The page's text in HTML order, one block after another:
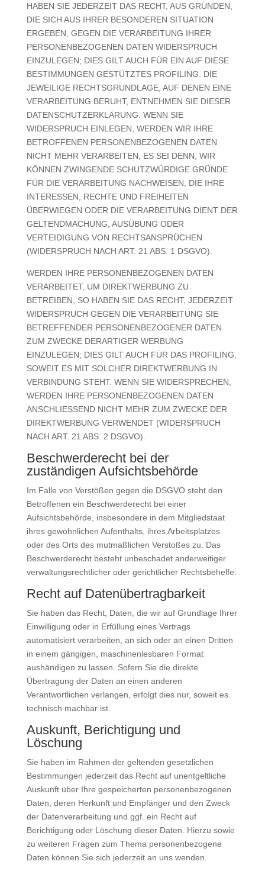
HABEN SIE JEDERZEIT DAS RECHT, AUS GRÜNDEN,
DIE SICH AUS IHRER BESONDEREN SITUATION
ERGEBEN, GEGEN DIE VERARBEITUNG IHRER
PERSONENBEZOGENEN DATEN WIDERSPRUCH
EINZULEGEN; DIES GILT AUCH FÜR EIN AUF DIESE
BESTIMMUNGEN GESTÜTZTES PROFILING. DIE
JEWEILIGE RECHTSGRUNDLAGE, AUF DENEN EINE
VERARBEITUNG BERUHT, ENTNEHMEN SIE DIESER
DATENSCHUTZERKLÄRUNG. WENN SIE
WIDERSPRUCH EINLEGEN, WERDEN WIR IHRE
BETROFFENEN PERSONENBEZOGENEN DATEN
NICHT MEHR VERARBEITEN, ES SEI DENN, WIR
KÖNNEN ZWINGENDE SCHUTZWÜRDIGE GRÜNDE
FÜR DIE VERARBEITUNG NACHWEISEN, DIE IHRE
INTERESSEN, RECHTE UND FREIHEITEN
ÜBERWIEGEN ODER DIE VERARBEITUNG DIENT DER
GELTENDMACHUNG, AUSÜBUNG ODER
VERTEIDIGUNG VON RECHTSANSPRÜCHEN
(WIDERSPRUCH NACH ART. 21 ABS. 1 DSGVO).
WERDEN IHRE PERSONENBEZOGENEN DATEN
VERARBEITET, UM DIREKTWERBUNG ZU
BETREIBEN, SO HABEN SIE DAS RECHT, JEDERZEIT
WIDERSPRUCH GEGEN DIE VERARBEITUNG SIE
BETREFFENDER PERSONENBEZOGENER DATEN
ZUM ZWECKE DERARTIGER WERBUNG
EINZULEGEN; DIES GILT AUCH FÜR DAS PROFILING,
SOWEIT ES MIT SOLCHER DIREKTWERBUNG IN
VERBINDUNG STEHT. WENN SIE WIDERSPRECHEN,
WERDEN IHRE PERSONENBEZOGENEN DATEN
ANSCHLIESSEND NICHT MEHR ZUM ZWECKE DER
DIREKTWERBUNG VERWENDET (WIDERSPRUCH
NACH ART. 21 ABS. 2 DSGVO).
Beschwerde­recht bei der
zuständigen Aufsichts­behörde
Im Falle von Verstößen gegen die DSGVO steht den
Betroffenen ein Beschwerderecht bei einer
Aufsichtsbehörde, insbesondere in dem Mitgliedstaat
ihres gewöhnlichen Aufenthalts, ihres Arbeitsplatzes
oder des Orts des mutmaßlichen Verstoßes zu. Das
Beschwerderecht besteht unbeschadet anderweitiger
verwaltungsrechtlicher oder gerichtlicher Rechtsbehelfe.
Recht auf Daten­übertrag­barkeit
Sie haben das Recht, Daten, die wir auf Grundlage Ihrer
Einwilligung oder in Erfüllung eines Vertrags
automatisiert verarbeiten, an sich oder an einen Dritten
in einem gängigen, maschinenlesbaren Format
aushändigen zu lassen. Sofern Sie die direkte
Übertragung der Daten an einen anderen
Verantwortlichen verlangen, erfolgt dies nur, soweit es
technisch machbar ist.
Auskunft, Berichtigung und
Löschung
Sie haben im Rahmen der geltenden gesetzlichen
Bestimmungen jederzeit das Recht auf unentgeltliche
Auskunft über Ihre gespeicherten personenbezogenen
Daten, deren Herkunft und Empfänger und den Zweck
der Datenverarbeitung und ggf. ein Recht auf
Berichtigung oder Löschung dieser Daten. Hierzu sowie
zu weiteren Fragen zum Thema personenbezogene
Daten können Sie sich jederzeit an uns wenden.